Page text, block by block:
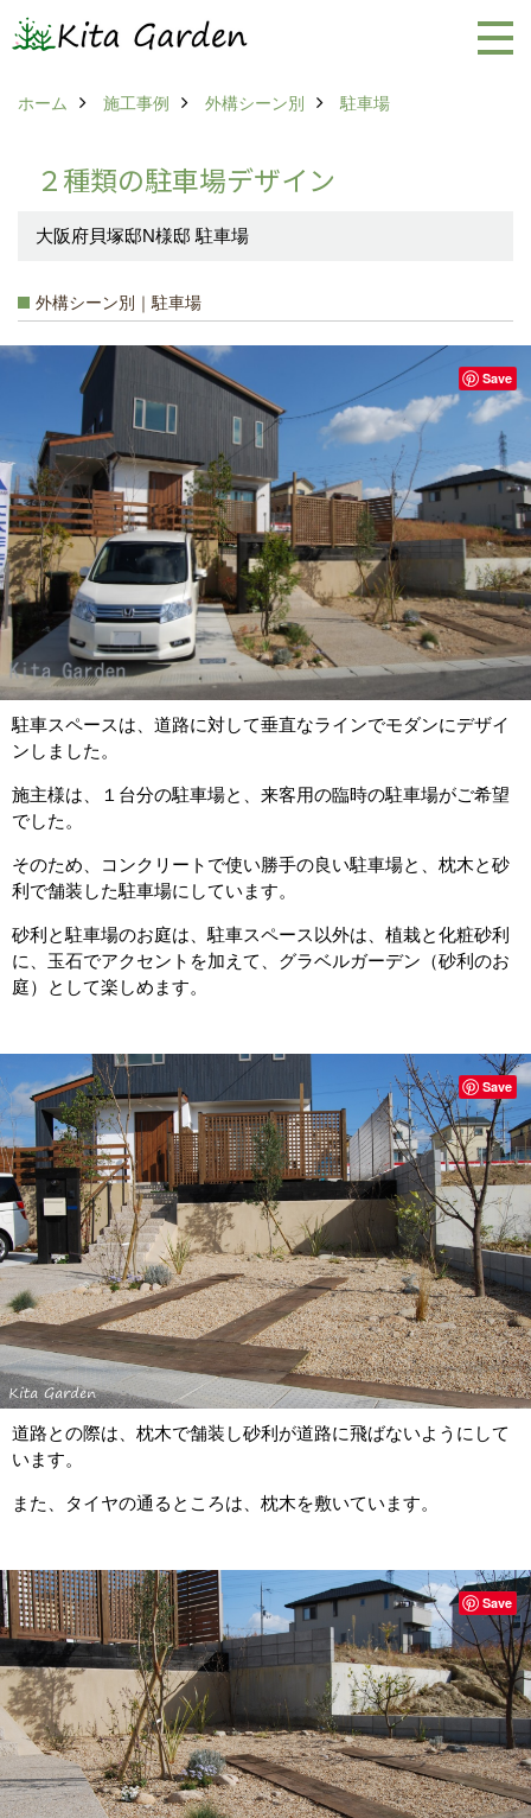
ホーム 施工事例 外構シーン別 駐車場
２種類の駐車場デザイン
大阪府貝塚邸N様邸 駐車場
外構シーン別｜駐車場
駐車スペースは、道路に対して垂直なラインでモダンにデザイ
ンしました。
施主様は、１台分の駐車場と、来客用の臨時の駐車場がご希望
でした。
そのため、コンクリートで使い勝手の良い駐車場と、枕木と砂
利で舗装した駐車場にしています。
砂利と駐車場のお庭は、駐車スペース以外は、植栽と化粧砂利
に、玉石でアクセントを加えて、グラベルガーデン（砂利のお
庭）として楽しめます。
Save
道路との際は、枕木で舗装し砂利が道路に飛ばないようにして
います。
また、タイヤの通るところは、枕木を敷いています。
Save
Save